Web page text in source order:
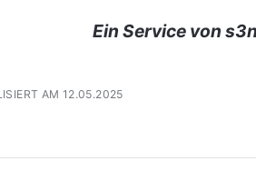
Ein Service von
AM 12.05.2025